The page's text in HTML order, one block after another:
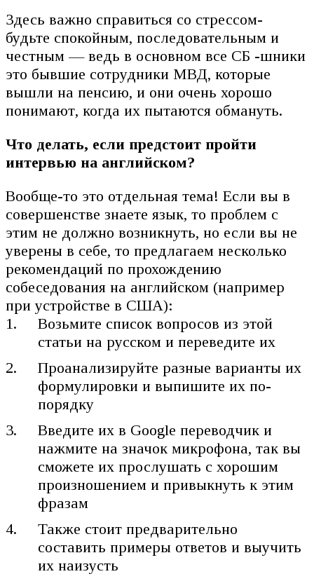
Здесь важно справиться со стрессом-
будьте спокойным, последовательным и
честным — ведь в основном все СБ -шники
это бывшие сотрудники МВД, которые
вышли на пенсию, и они очень хорошо
понимают, когда их пытаются обмануть.
Что делать, если предстоит пройти
интервью на английском?
Вообще-то это отдельная тема! Если вы в
совершенстве знаете язык, то проблем с
этим не должно возникнуть, но если вы не
уверены в себе, то предлагаем несколько
рекомендаций по прохождению
собеседования на английском (например
при устройстве в США):
Возьмите список вопросов из этой
статьи на русском и переведите их
Проанализируйте разные варианты их
формулировки и выпишите их по-
порядку
Введите их в Google переводчик и
нажмите на значок микрофона, так вы
сможете их прослушать с хорошим
произношением и привыкнуть к этим
фразам
Также стоит предварительно
составить примеры ответов и выучить
их наизусть